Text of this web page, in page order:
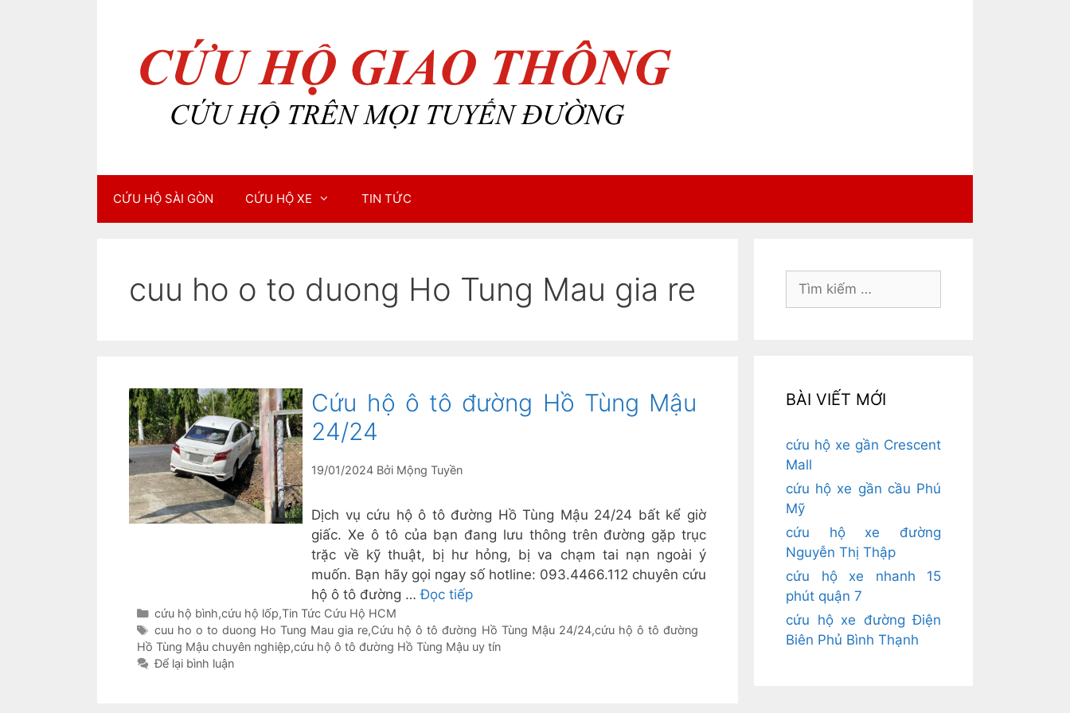
CỨU HỘ SÀI GÒN CỨU HỘ XE TIN TỨC
cuu ho o to duong Ho Tung Mau gia re
Cứu hộ ô tô đường Hồ Tùng Mậu
24/24
19/01/2024 Bởi Mộng Tuyền
Dịch vụ cứu hộ ô tô đường Hồ Tùng Mậu 24/24 bất kể giờ
giấc. Xe ô tô của bạn đang lưu thông trên đường gặp trục
trặc về kỹ thuật, bị hư hỏng, bị va chạm tai nạn ngoài ý
muốn. Bạn hãy gọi ngay số hotline: 093.4466.112 chuyên cứu
hộ ô tô đường …Đọc tiếp
Danh
mục
cứu hộ bình,cứu hộ lốp,Tin Tức Cứu Hộ HCM
Thẻ
cuu ho o to duong Ho Tung Mau gia re,Cứu hộ ô tô đường Hồ Tùng Mậu 24/24,cứu hộ ô tô đường
Hồ Tùng Mậu chuyên nghiệp,cứu hộ ô tô đường Hồ Tùng Mậu uy tín
Để lại bình luận
Tìm
BÀI VIẾT MỚI
cứu hộ xe gần Crescent
Mall
cứu hộ xe gần cầu Phú
Mỹ
cứu hộ xe đường
Nguyễn Thị Thập
cứu hộ xe nhanh 15
phút quận 7
cứu hộ xe đường Điện
Biên Phủ Bình Thạnh